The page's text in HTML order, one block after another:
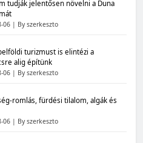
tudják jelentősen növelni a Duna
06 By szerkeszto
turizmust is elintézi a
alig építünk
06 By szerkeszto
romlás, fürdési tilalom, algák és
06 By szerkeszto